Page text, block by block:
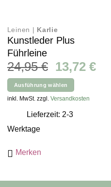
Leinen | Karlie
Kunstleder Plus
Führleine
24,95€
Preis
war:
24,95 €
13,72 €
Ausführung wählen
Dieses
mehrere
Die
inkl. MwSt. zzgl. Versandkosten
Lieferzeit: 2-3
Werktage
Merken